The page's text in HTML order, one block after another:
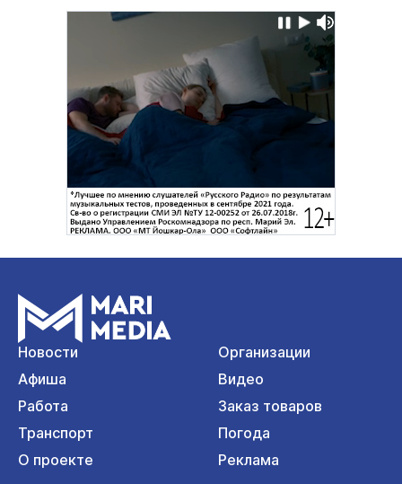
Новости
Организации
Афиша
Видео
Работа
Заказ товаров
Транспорт
Погода
О проекте
Реклама